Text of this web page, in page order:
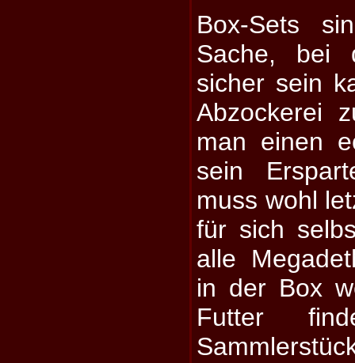
Box-Sets
Sache, bei
sicher sein
Abzockerei
man einen
sein
muss wohl
für sich
alle
in der Box
Futter